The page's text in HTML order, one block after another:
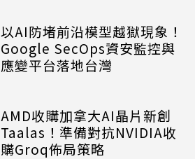
以AI防堵前沿模型越獄現象！
Google SecOps資安監控與
應變平台落地台灣
AMD收購加拿大AI晶片新創
Taalas！準備對抗NVIDIA收
購Groq佈局策略